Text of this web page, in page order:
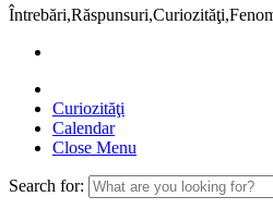
Curiozităţi
Calendar
Close Menu
Search for: